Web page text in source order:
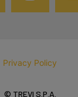
Privacy Policy
© TREVI S.P.A.